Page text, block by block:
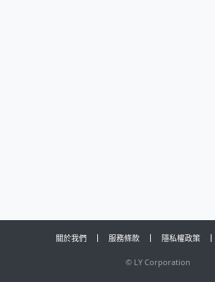
關於我們 服務條款 隱私權政策
© LY Corporation